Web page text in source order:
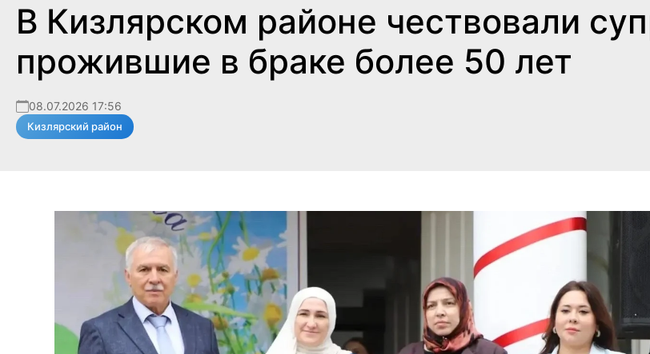
В Кизлярском районе чествовали
прожившие в браке более 50 лет
08.07.2026 17:56
Кизлярский район